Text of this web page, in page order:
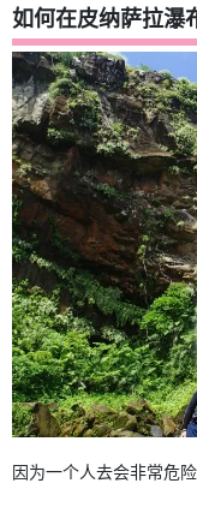
如何在皮纳萨拉瀑
因为一个人去会非常危险